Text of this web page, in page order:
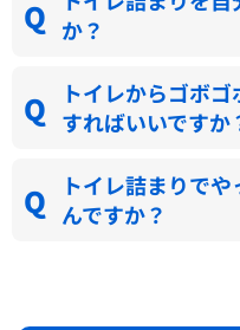
か？
トイレからゴボ
すればいいですか
トイレ詰まりで
んですか？